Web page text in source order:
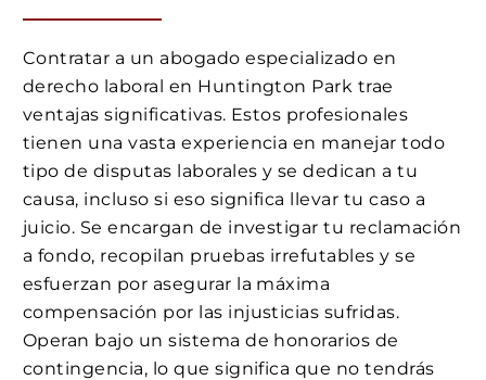
Contratar a un abogado especializado en
derecho laboral en Huntington Park trae
ventajas significativas. Estos profesionales
tienen una vasta experiencia en manejar todo
tipo de disputas laborales y se dedican a tu
causa, incluso si eso significa llevar tu caso a
juicio. Se encargan de investigar tu reclamación
a fondo, recopilan pruebas irrefutables y se
esfuerzan por asegurar la máxima
compensación por las injusticias sufridas.
Operan bajo un sistema de honorarios de
contingencia, lo que significa que no tendrás